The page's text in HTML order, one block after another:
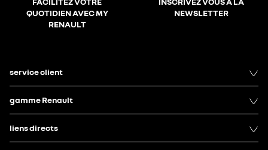
QUOTIDIEN AVEC MY
RENAULT
NEWSLETTER
service client
gamme Renault
liens directs